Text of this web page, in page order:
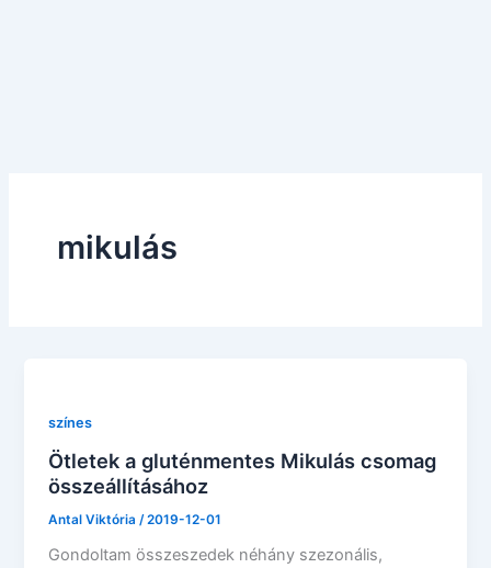
mikulás
színes
Ötletek a gluténmentes Mikulás csomag
összeállításához
Antal Viktória /2019-12-01
Gondoltam összeszedek néhány szezonális,